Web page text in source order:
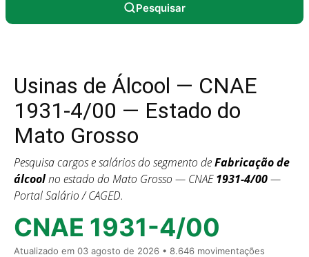
Pesquisar
Usinas de Álcool — CNAE
1931-4/00 — Estado do
Mato Grosso
Pesquisa cargos e salários do segmento deFabricação de
álcoolno estado do Mato Grosso — CNAE1931-4/00—
Portal Salário / CAGED.
CNAE 1931-4/00
Atualizado em 03 agosto de 2026 • 8.646 movimentações